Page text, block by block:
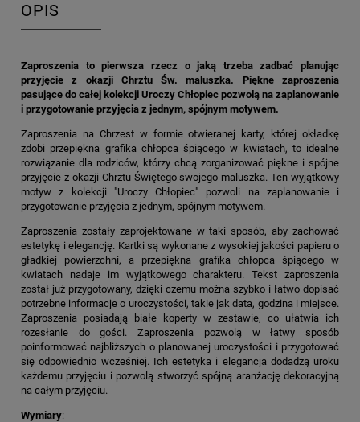
OPIS
Zaproszenia to pierwsza rzecz o jaką trzeba zadbać planując
przyjęcie z okazji Chrztu Św. maluszka. Piękne zaproszenia
pasujące do całej kolekcji Uroczy Chłopiec pozwolą na zaplanowanie
i przygotowanie przyjęcia z jednym, spójnym motywem.
Zaproszenia na Chrzest w formie otwieranej karty, której okładkę
zdobi przepiękna grafika chłopca śpiącego w kwiatach, to idealne
rozwiązanie dla rodziców, którzy chcą zorganizować piękne i spójne
przyjęcie z okazji Chrztu Świętego swojego maluszka. Ten wyjątkowy
motyw z kolekcji "Uroczy Chłopiec" pozwoli na zaplanowanie i
przygotowanie przyjęcia z jednym, spójnym motywem.
Zaproszenia zostały zaprojektowane w taki sposób, aby zachować
estetykę i elegancję. Kartki są wykonane z wysokiej jakości papieru o
gładkiej powierzchni, a przepiękna grafika chłopca śpiącego w
kwiatach nadaje im wyjątkowego charakteru. Tekst zaproszenia
został już przygotowany, dzięki czemu można szybko i łatwo dopisać
potrzebne informacje o uroczystości, takie jak data, godzina i miejsce.
Zaproszenia posiadają białe koperty w zestawie, co ułatwia ich
rozesłanie do gości. Zaproszenia pozwolą w łatwy sposób
poinformować najbliższych o planowanej uroczystości i przygotować
się odpowiednio wcześniej. Ich estetyka i elegancja dodadzą uroku
każdemu przyjęciu i pozwolą stworzyć spójną aranżację dekoracyjną
na całym przyjęciu.
Wymiary: